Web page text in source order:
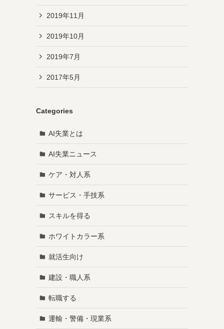
2019年11月
2019年10月
2019年7月
2017年5月
Categories
AI失業とは
AI失業ニュース
ケア・対人系
サービス・手技系
スキルを得る
ホワイトカラー系
就活生向け
建設・職人系
転職する
運輸・警備・現業系